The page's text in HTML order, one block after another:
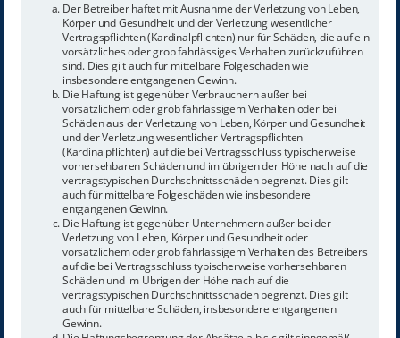
Der Betreiber haftet mit Ausnahme der Verletzung von Leben,
Körper und Gesundheit und der Verletzung wesentlicher
Vertragspflichten (Kardinalpflichten) nur für Schäden, die auf ein
vorsätzliches oder grob fahrlässiges Verhalten zurückzuführen
sind. Dies gilt auch für mittelbare Folgeschäden wie
insbesondere entgangenen Gewinn.
Die Haftung ist gegenüber Verbrauchern außer bei
vorsätzlichem oder grob fahrlässigem Verhalten oder bei
Schäden aus der Verletzung von Leben, Körper und Gesundheit
und der Verletzung wesentlicher Vertragspflichten
(Kardinalpflichten) auf die bei Vertragsschluss typischerweise
vorhersehbaren Schäden und im übrigen der Höhe nach auf die
vertragstypischen Durchschnittsschäden begrenzt. Dies gilt
auch für mittelbare Folgeschäden wie insbesondere
entgangenen Gewinn.
Die Haftung ist gegenüber Unternehmern außer bei der
Verletzung von Leben, Körper und Gesundheit oder
vorsätzlichem oder grob fahrlässigem Verhalten des Betreibers
auf die bei Vertragsschluss typischerweise vorhersehbaren
Schäden und im Übrigen der Höhe nach auf die
vertragstypischen Durchschnittsschäden begrenzt. Dies gilt
auch für mittelbare Schäden, insbesondere entgangenen
Gewinn.